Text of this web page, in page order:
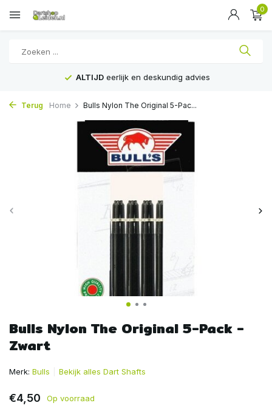
0
ALTIJD eerlijk en deskundig advies
Terug Home Bulls Nylon The Original 5-Pac...
Bulls Nylon The Original 5-Pack -
Zwart
Merk: Bulls Bekijk alles Dart Shafts
€4,50 Op voorraad